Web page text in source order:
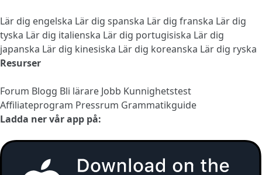
Lär dig engelska Lär dig spanska Lär dig franska Lär dig
tyska Lär dig italienska Lär dig portugisiska Lär dig
japanska Lär dig kinesiska Lär dig koreanska Lär dig ryska
Resurser
Forum Blogg Bli lärare Jobb Kunnighetstest
Affiliateprogram Pressrum Grammatikguide
Ladda ner vår app på: